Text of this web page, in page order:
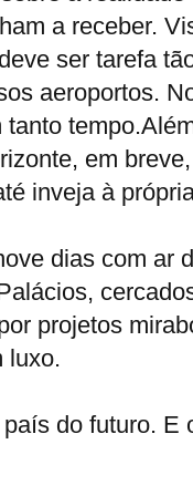
a receber.
ser tarefa
aeroportos.
em
inveja à
dias com ar
projetos
luxo.
do futuro. E